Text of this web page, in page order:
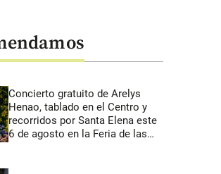
Concierto gratuito de Arelys
Henao, tablado en el Centro y
recorridos por Santa Elena este
6 de agosto en la Feria de las